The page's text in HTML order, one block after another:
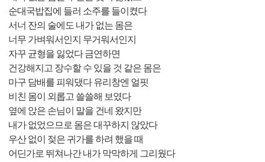
순대국밥집에 들러 소주를 들이켰다
서너 잔의 술에도 내가 없는 몸은
너무 가벼워서인지 무거워서인지
자꾸 균형을 잃었다 금연하면
건강해지고 장수할 수 있을 것 같은 몸은
마구 담배를 피워댔다 유리창엔 얼핏
비친 몸이 외롭고 쓸쓸해 보였다
옆에 앉은 손님이 말을 건네 왔지만
내가 없었으므로 몸은 대꾸하지 않았다
우산 없이 젖은 귀가를 하려 했을 때
어딘가로 뛰쳐나간 내가 막막하게 그리웠다